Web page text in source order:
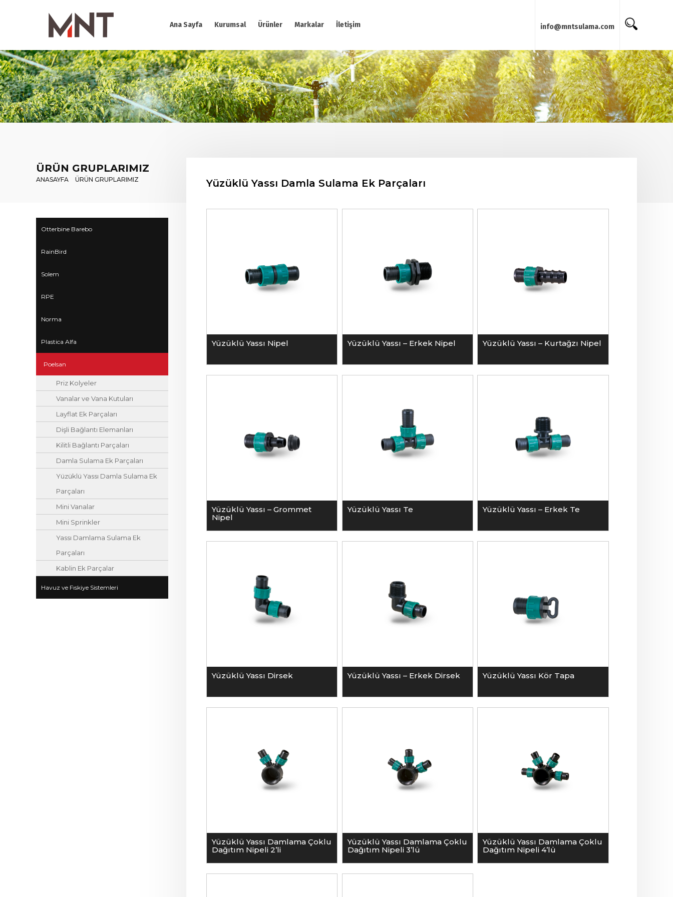
Ana Sayfa Kurumsal Ürünler Markalar İletişim info@mntsulama.com
ÜRÜN GRUPLARIMIZ
ANASAYFA ÜRÜN GRUPLARIMIZ Yüzüklü Yassı Damla Sulama Ek Parçaları
Yüzüklü Yassı Nipel Yüzüklü Yassı – Erkek Nipel Yüzüklü Yassı – Kurtağzı Nipel
Yüzüklü Yassı – Grommet
Nipel
Yüzüklü Yassı Te Yüzüklü Yassı – Erkek Te
Yüzüklü Yassı Dirsek Yüzüklü Yassı – Erkek Dirsek Yüzüklü Yassı Kör Tapa
Yüzüklü Yassı Damlama Çoklu
Dağıtım Nipeli 2’li
Yüzüklü Yassı Damlama Çoklu
Dağıtım Nipeli 3’lü
Yüzüklü Yassı Damlama Çoklu
Dağıtım Nipeli 4’lü
Otterbine Barebo
RainBird
Solem
RPE
Norma
Plastica Alfa
Poelsan
Priz Kolyeler
Vanalar ve Vana Kutuları
Layflat Ek Parçaları
Dişli Bağlantı Elemanları
Kilitli Bağlantı Parçaları
Damla Sulama Ek Parçaları
Yüzüklü Yassı Damla Sulama Ek
Parçaları
Mini Vanalar
Mini Sprinkler
Yassı Damlama Sulama Ek
Parçaları
Kablin Ek Parçalar
Havuz ve Fıskiye Sistemleri